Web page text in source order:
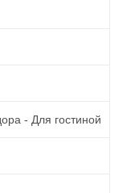
- Для гостиной